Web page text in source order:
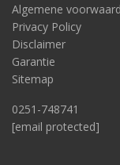
Algemene
Privacy Policy
Disclaimer
Garantie
Sitemap
0251-748741
[email protected]